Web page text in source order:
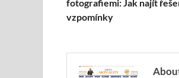
fotografiemi: Jak najít
vzpomínky